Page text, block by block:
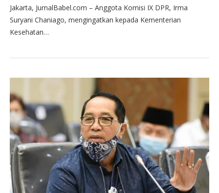
Jakarta, JurnalBabel.com – Anggota Komisi IX DPR, Irma
Suryani Chaniago, mengingatkan kepada Kementerian
Kesehatan…